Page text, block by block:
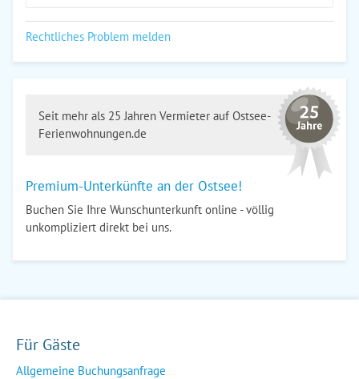
Rechtliches Problem melden
Seit mehr als 25 Jahren Vermieter auf Ostsee-
Ferienwohnungen.de
Premium-Unterkünfte an der Ostsee!
Buchen Sie Ihre Wunschunterkunft online - völlig
unkompliziert direkt bei uns.
Für Gäste
Allgemeine Buchungsanfrage